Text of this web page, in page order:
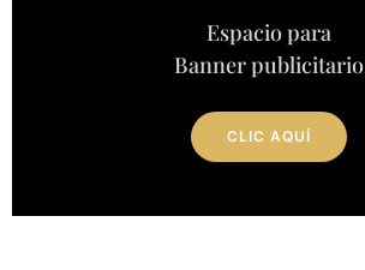
Espacio para
Banner publicitario
CLIC AQUÍ